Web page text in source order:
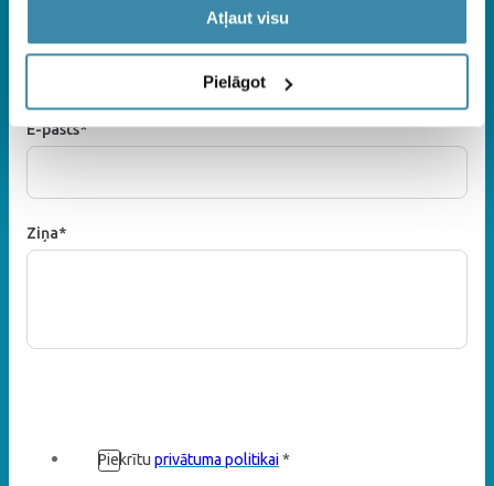
Atļaut visu
Pielāgot
E-pasts*
Ziņa*
Piekrītu privātuma politikai*